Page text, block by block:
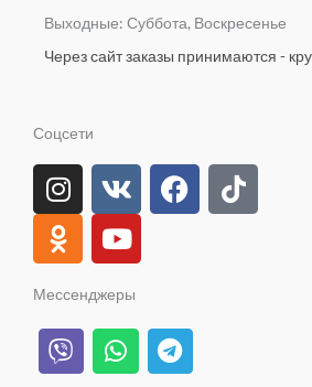
Выходные: Суббота, Воскресенье
Через сайт заказы принимаются -
Соцсети
I
n
s
t
a
r
a
V
k
F
a
o
k
T
i
O
d
n
o
k
a
s
Y
o
u
t
u
b
e
Мессенджеры
V
i
W
h
T
e